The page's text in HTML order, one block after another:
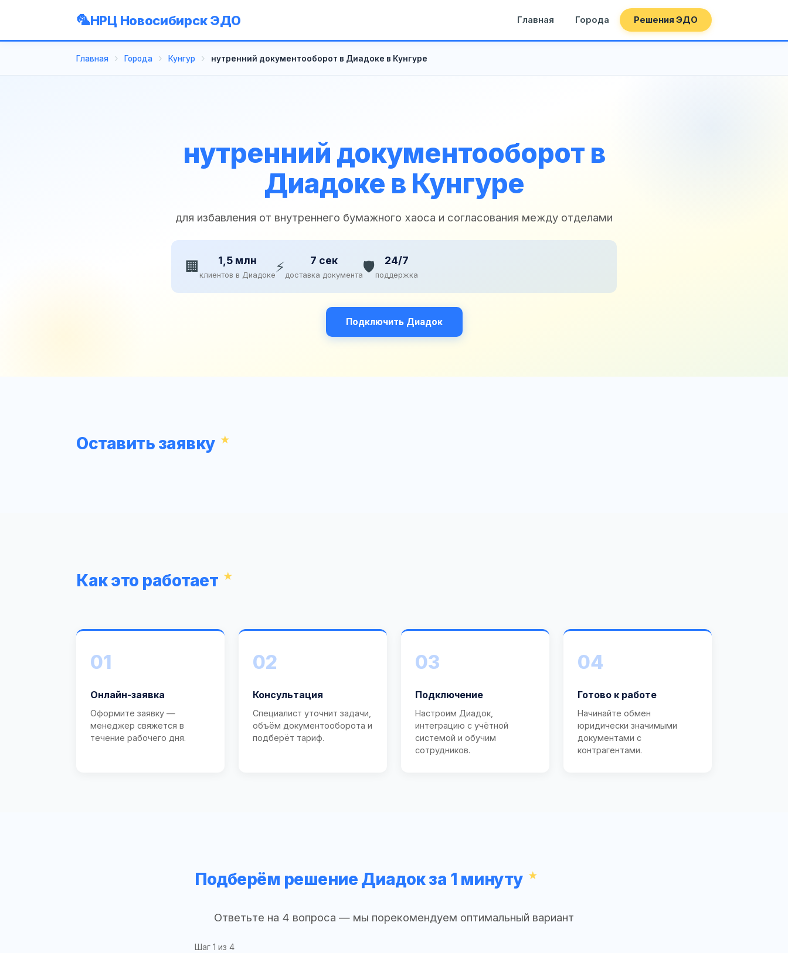
НРЦ Новосибирск ЭДО Главная Города Решения ЭДО
Главная Города Кунгур нутренний документооборот в Диадоке в Кунгуре
нутренний документооборот в
Диадоке в Кунгуре
для избавления от внутреннего бумажного хаоса и согласования между отделами
🏢 1,5 млн
клиентов в Диадоке ⚡ 7 сек
доставка документа🛡️ 24/7
поддержка
Подключить Диадок
Оставить заявку
Как это работает
01
Онлайн-заявка
Оформите заявку —
менеджер свяжется в
течение рабочего дня.
02
Консультация
Специалист уточнит задачи,
объём документооборота и
подберёт тариф.
03
Подключение
Настроим Диадок,
интеграцию с учётной
системой и обучим
сотрудников.
04
Готово к работе
Начинайте обмен
юридически значимыми
документами с
контрагентами.
Подберём решение Диадок за 1 минуту
Ответьте на 4 вопроса — мы порекомендуем оптимальный вариант
Шаг 1 из 4